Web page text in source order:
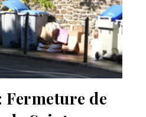
Fermeture de